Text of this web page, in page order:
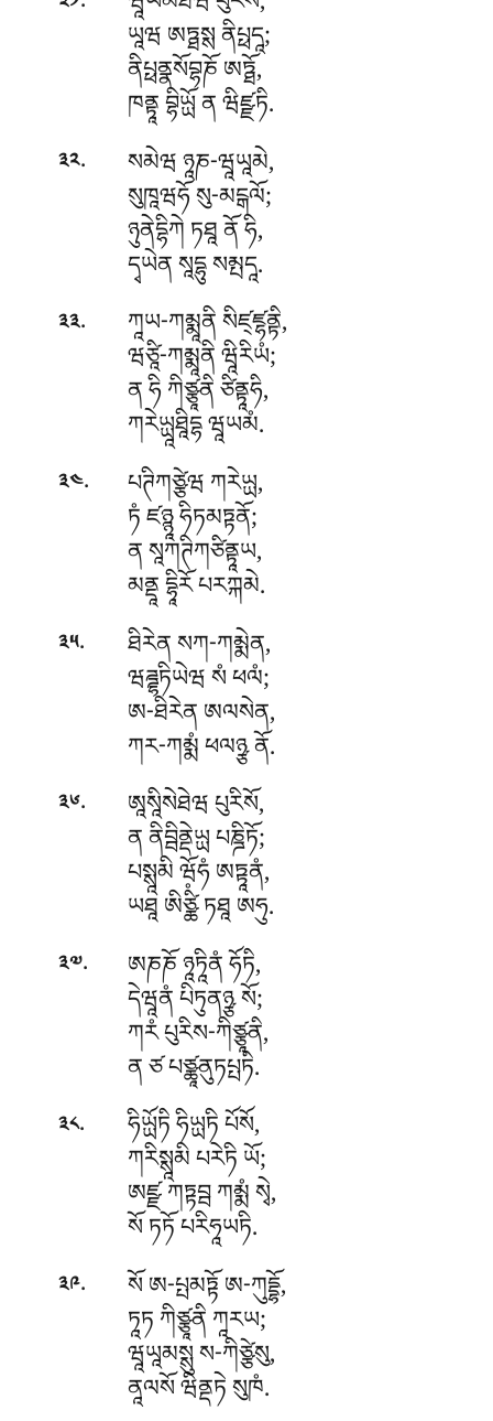
ཡཱཝ ཨཏྠསྶ ནིཔྥདཱ;
ནིཔྥནྣསོབྷཎོ ཨཏྠོ,
ཁནྟཱ བྷིཡྻོ ན ཝིཛྫཏི.
༣༢. སམེཝཉཱཎ-ཝཱཡཱམེ,
སུཁཱཝཧོ སུ-མངྒལོ;
ཉུནེདྷིཀེ ཏཐཱ ནོ ཧི,
དྭཡེན སཱདྷུ སམྤདཱ.
༣༣. ཀཱཡ-ཀམྨཱནིསིཛ྄ཛྷནྟི,
ཝཙཱི-ཀམྨཱནི ཝཱིརིཡཾ;
ན ཧི ཀིཙྩཱནི ཙིནྟཱཧི,
ཀརེཡྻཱཐཱིདྷ ཝཱཡམཾ.
༣༤. པཊིཀཙྩེཝཀརེཡྻ,
ཏཾ ཛཉྙཱ ཧིཏམཏྟནོ;
ན སཱཀཊིཀཙིནྟཱཡ,
མནྡཱ དྷཱིརོ པརཀྐམེ.
༣༥. ཐིརེནསཀ-ཀམྨེན,
ཝཌྜྷཏིཡེཝ སཾ ཕལཾ;
ཨ-ཐིརེན ཨལསེན,
ཀར-ཀམྨཾ ཕལཉྩ ནོ.
༣༦. ཨཱསཱིསེཐེཝཔུརིསོ,
ན ནིབྦིནྡེཡྻ པཎྜིཏོ;
པསྶཱམི ཝོཧཾ ཨཏྟཱནཾ,
ཡཐཱ ཨིཙྪིཾ ཏཐཱ ཨཧུ.
༣༧. ཨཎཎོཉཱཏཱིནཾ ཧོཏི,
དེཝཱནཾ པིཏུནཉྩ སོ;
ཀརཾ པུརིས-ཀིཙྩཱནི,
ན ཙ པཙྪཱནུཏཔྤཏི.
༣༨. ཧིཡྻོཏིཧིཡྻཏི པོསོ,
ཀརིསྶཱམི པརེཏི ཡོ;
ཨཛྫ ཀཏྟབྦ ཀམྨཾ སྭེ,
སོ ཏཏོ པརིཧཱཡཏི.
༣༩. སོཨ-པྤམཏྟོ ཨ-ཀུདྡྷོ,
ཏཱཏ ཀིཙྩཱནི ཀཱརཡ;
ཝཱཡཱམསྶུ ས-ཀིཙྩེསུ,
ནཱལསོ ཝིནྡཏེ སུཁཾ.